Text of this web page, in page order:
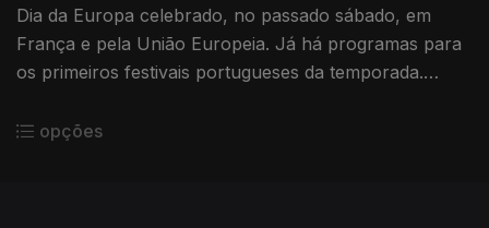
Dia da Europa celebrado, no passado sábado, em
França e pela União Europeia. Já há programas para
os primeiros festivais portugueses da temporada.
portuguesas em França.
opções